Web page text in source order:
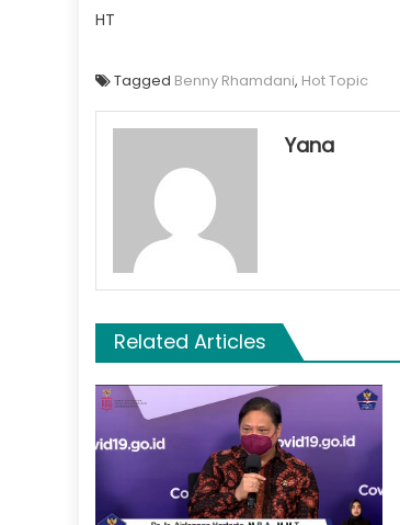
HT
Tagged Benny Rhamdani, Hot Topic
Yana
Related Articles